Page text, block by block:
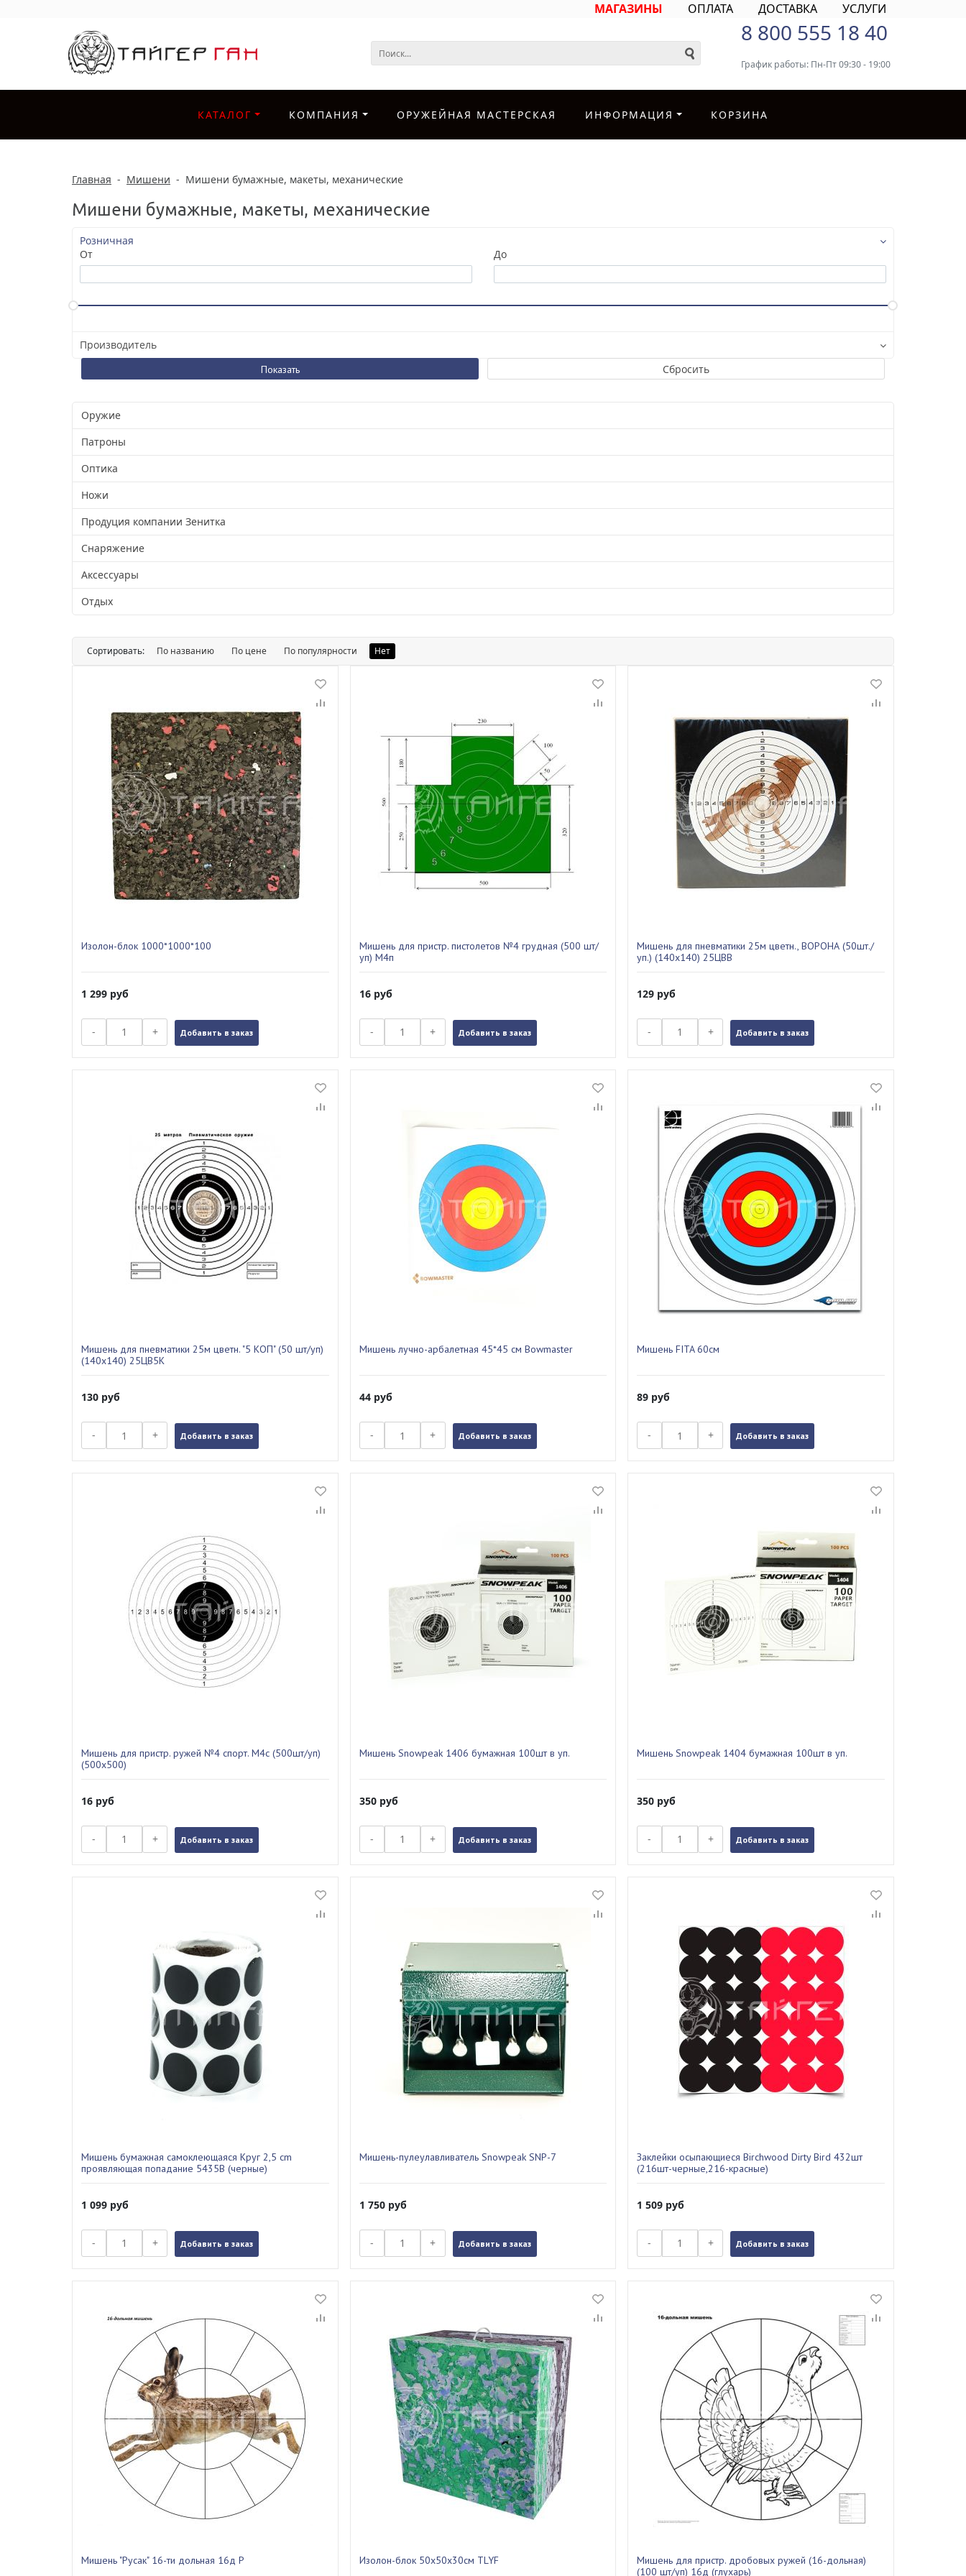
МАГАЗИНЫ ОПЛАТА ДОСТАВКА УСЛУГИ
8 800 555 18 40
График работы: Пн-Пт 09:30 - 19:00
КАТАЛОГ КОМПАНИЯ ОРУЖЕЙНАЯ МАСТЕРСКАЯ ИНФОРМАЦИЯ КОРЗИНА
Главная - Мишени - Мишени бумажные, макеты, механические
Мишени бумажные, макеты, механические
Розничная
От
До
Производитель
Оружие
Патроны
Оптика
Ножи
Продуция компании Зенитка
Снаряжение
Аксессуары
Отдых
Сортировать: По названию По цене По популярности Нет
Изолон-блок 1000*1000*100
1 299 руб
- + Добавить в заказ
Мишень для пристр. пистолетов №4 грудная (500 шт/
уп) М4п
16 руб
- + Добавить в заказ
Мишень для пневматики 25м цветн., ВОРОНА (50шт./
уп.) (140х140) 25ЦВВ
129 руб
- + Добавить в заказ
Мишень для пневматики 25м цветн. "5 КОП" (50 шт/уп)
(140х140) 25ЦВ5К
130 руб
- + Добавить в заказ
Мишень лучно-арбалетная 45*45 см Bowmaster
44 руб
- + Добавить в заказ
Мишень FITA 60cм
89 руб
- + Добавить в заказ
Мишень для пристр. ружей №4 спорт. М4с (500шт/уп)
(500х500)
16 руб
- + Добавить в заказ
Мишень Snowpeak 1406 бумажная 100шт в уп.
350 руб
- + Добавить в заказ
Мишень Snowpeak 1404 бумажная 100шт в уп.
350 руб
- + Добавить в заказ
Мишень бумажная самоклеющаяся Круг 2,5 cm
проявляющая попадание 5435B (черные)
1 099 руб
- + Добавить в заказ
Мишень-пулеулавливатель Snowpeak SNP-7
1 750 руб
- + Добавить в заказ
Заклейки осыпающиеся Birchwood Dirty Bird 432шт
(216шт-черные,216-красные)
1 509 руб
- + Добавить в заказ
Мишень "Русак" 16-ти дольная 16д Р Изолон-блок 50х50х30см TLYF
Мишень для пристр. дробовых ружей (16-дольная)
(100 шт/уп) 16д (глухарь)